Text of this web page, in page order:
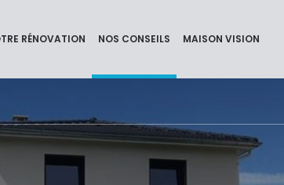
RÉNOVATION NOS CONSEILS MAISON VISION